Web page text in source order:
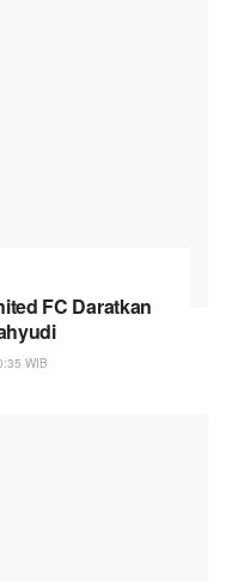
FC Daratkan
WIB